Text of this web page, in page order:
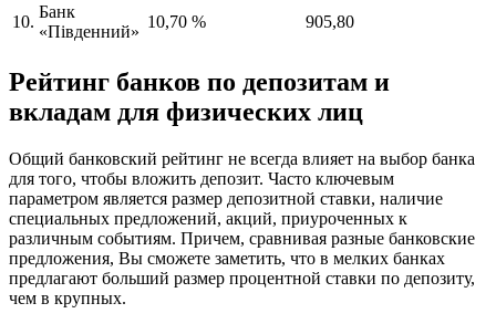
10.
Банк
«Південний»
10,70 % 905,80
Рейтинг банков по депозитам и
вкладам для физических лиц
Общий банковский рейтинг не всегда влияет на выбор банка
для того, чтобы вложить депозит. Часто ключевым
параметром является размер депозитной ставки, наличие
специальных предложений, акций, приуроченных к
различным событиям. Причем, сравнивая разные банковские
предложения, Вы сможете заметить, что в мелких банках
предлагают больший размер процентной ставки по депозиту,
чем в крупных.